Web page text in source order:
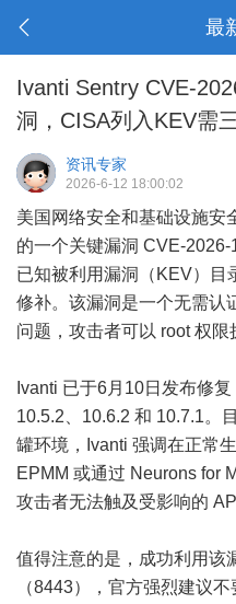
最
Ivanti Sentry CVE-
洞，CISA列入KEV需
资讯专家
2026-6-12 18:00:02
美国网络安全和基础设施安
的一个关键漏洞 CVE-
已知被利用漏洞（KEV）目
修补。该漏洞是一个无需认
问题，攻击者可以 root 权限
Ivanti 已于6月10日发布修
10.5.2、10.6.2 和 10.7.1。
罐环境，Ivanti 强调在正常
EPMM 或通过 Neurons for
攻击者无法触及受影响的 API
值得注意的是，成功利用该
（8443），官方强烈建议